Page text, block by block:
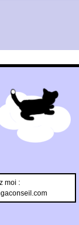
moi :